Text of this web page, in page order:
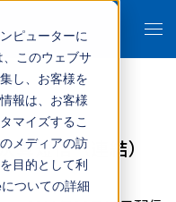
ピューターに
このウェブサ
し、お客様を
報は、お客様
マイズするこ
メディアの訪
目的として利
ついての詳細
算短信（連結）